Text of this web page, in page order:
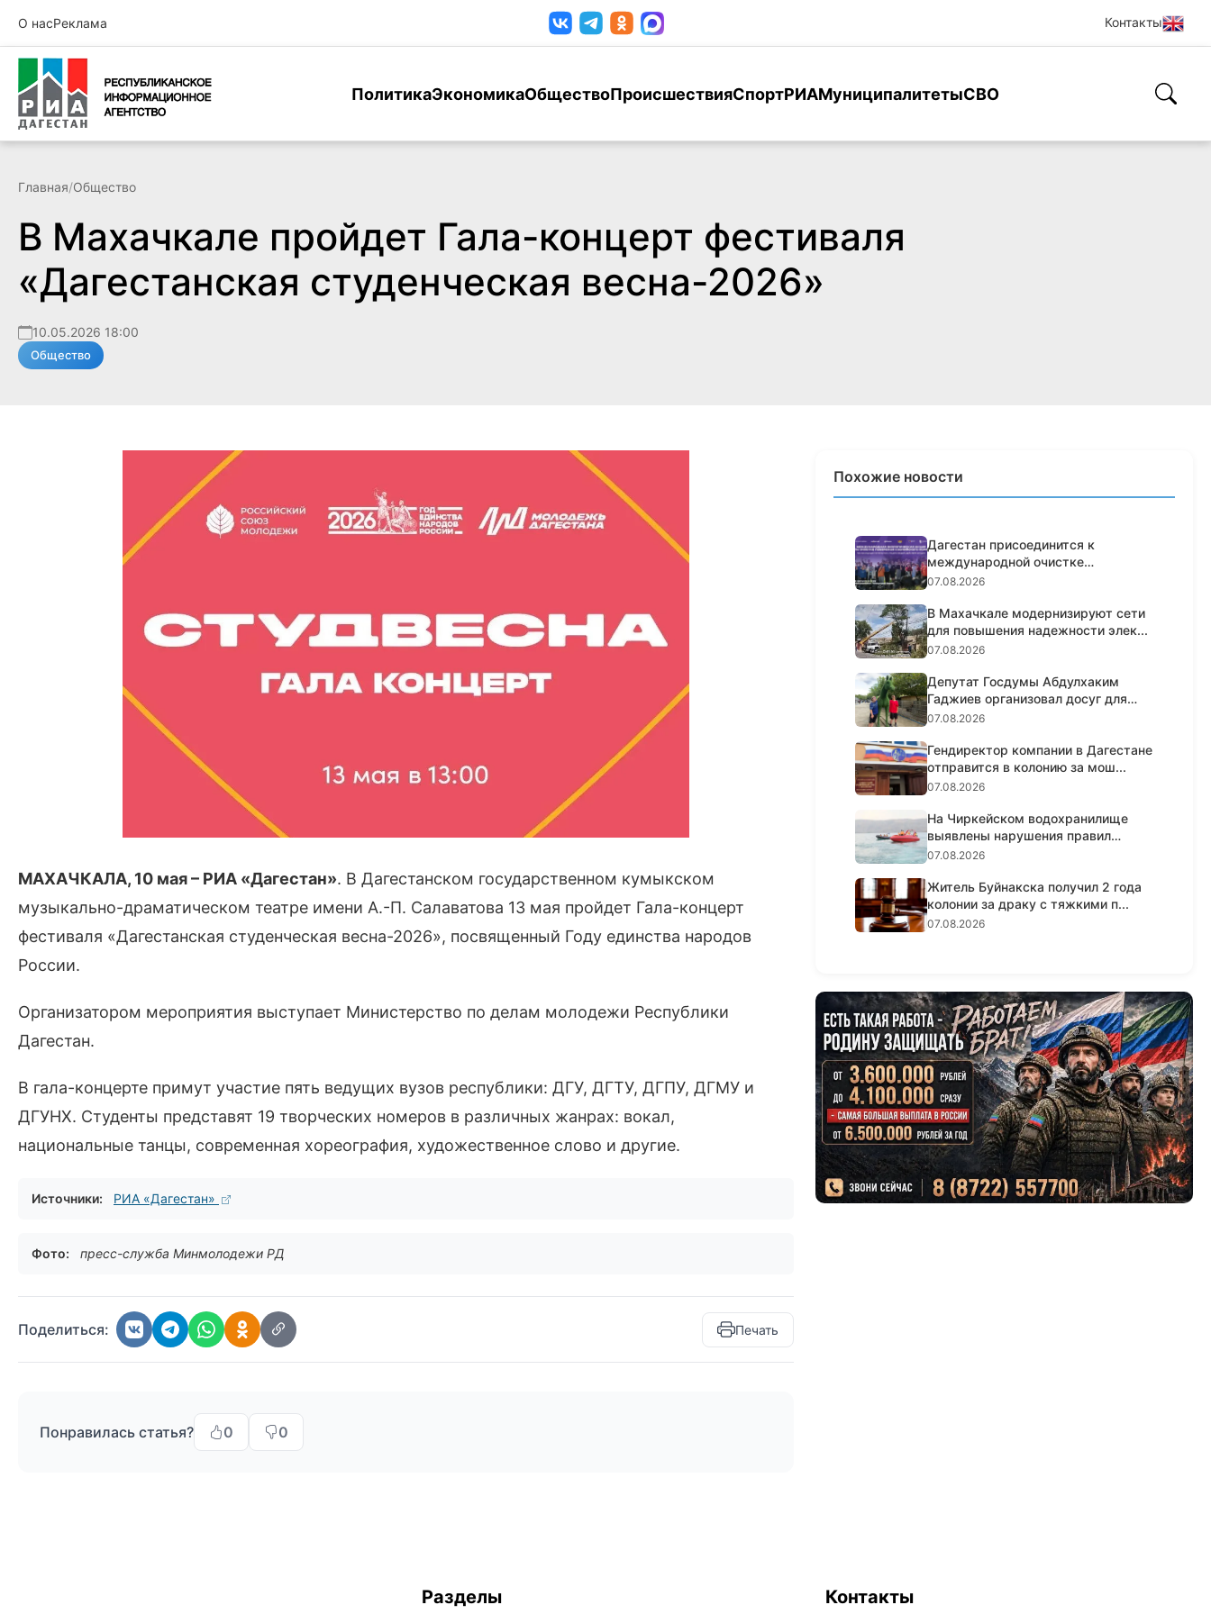
О насРеклама Контакты
ПолитикаЭкономикаОбществоПроисшествияСпортРИАМуниципалитетыСВО
Главная/Общество
В Махачкале пройдет Гала-концерт фестиваля
«Дагестанская студенческая весна-2026»
10.05.2026 18:00
Общество
МАХАЧКАЛА, 10 мая – РИА «Дагестан». В Дагестанском государственном кумыкском
музыкально-драматическом театре имени А.-П. Салаватова 13 мая пройдет Гала-концерт
фестиваля «Дагестанская студенческая весна-2026», посвященный Году единства народов
России.
Организатором мероприятия выступает Министерство по делам молодежи Республики
Дагестан.
В гала-концерте примут участие пять ведущих вузов республики: ДГУ, ДГТУ, ДГПУ, ДГМУ и
ДГУНХ. Студенты представят 19 творческих номеров в различных жанрах: вокал,
национальные танцы, современная хореография, художественное слово и другие.
Источники: РИА «Дагестан»
Фото: пресс-служба Минмолодежи РД
Поделиться: Печать
Понравилась статья? 0 0
Похожие новости
Дагестан присоединится к
международной очистке
побережья Кас...
07.08.2026
В Махачкале модернизируют сети
для повышения надежности элек...
07.08.2026
Депутат Госдумы Абдулхаким
Гаджиев организовал досуг для
100...
07.08.2026
Гендиректор компании в Дагестане
отправится в колонию за мош...
07.08.2026
На Чиркейском водохранилище
выявлены нарушения правил
безопа...
07.08.2026
Житель Буйнакска получил 2 года
колонии за драку с тяжкими п...
07.08.2026
Разделы Контакты